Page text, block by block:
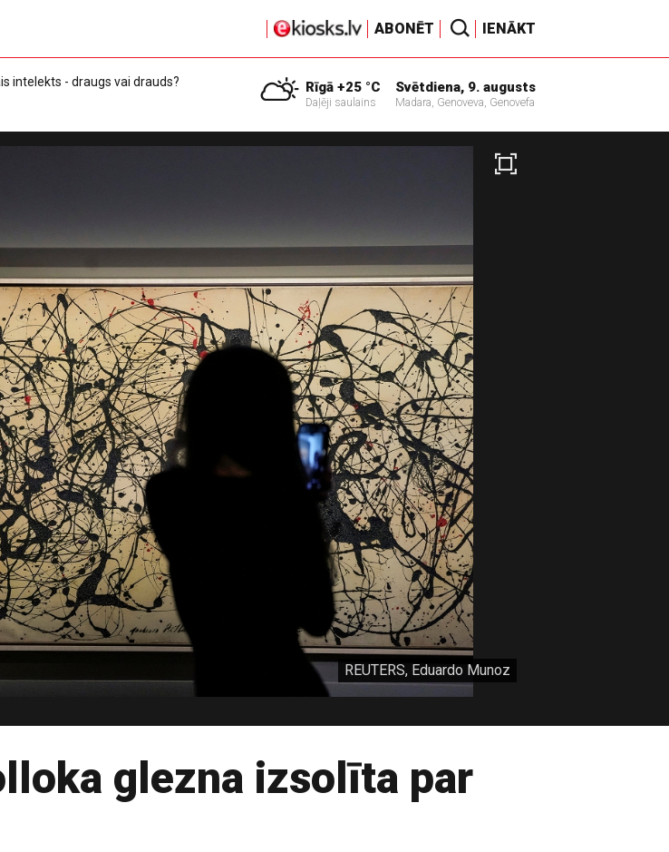
ABONĒT IENĀKT
intelekts - draugs vai drauds?
Rīgā +25 °C
Daļēji saulains
Svētdiena, 9. augusts
Madara, Genoveva, Genovefa
REUTERS, Eduardo Munoz
glezna izsolīta par